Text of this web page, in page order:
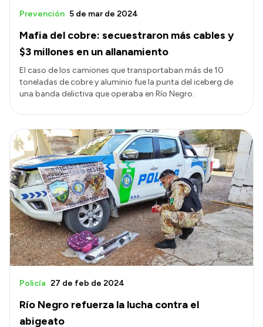
Mafia del cobre: secuestraron más cables y
$3 millones en un allanamiento
Prevención 5 de mar de 2024
El caso de los camiones que transportaban más de 10
toneladas de cobre y aluminio fue la punta del iceberg de
una banda delictiva que operaba en Río Negro.
Río Negro refuerza la lucha contra el
abigeato
Policía 27 de feb de 2024